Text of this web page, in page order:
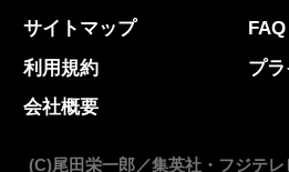
サイトマップ
FAQ
利用規約
プ
会社概要
(C)尾田栄一郎／集英社・フジテ